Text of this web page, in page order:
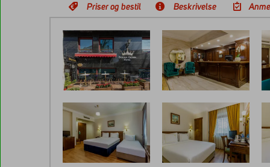
Priser og bestil Beskrivelse